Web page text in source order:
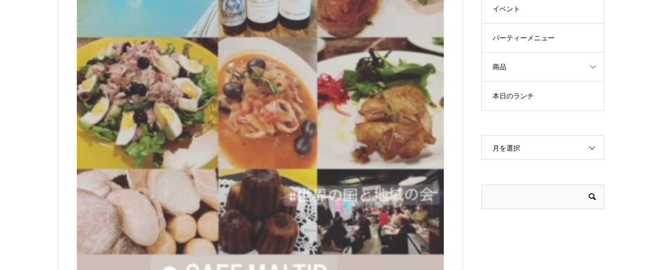
イベント
パーティーメニュー
商品
本日のランチ
月を選択